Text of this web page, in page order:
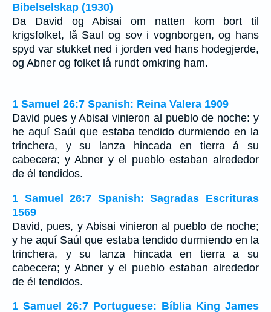
Bibelselskap (1930)
Da David og Abisai om natten kom bort til
krigsfolket, lå Saul og sov i vognborgen, og hans
spyd var stukket ned i jorden ved hans hodegjerde,
og Abner og folket lå rundt omkring ham.
1 Samuel 26:7 Spanish: Reina Valera 1909
David pues y Abisai vinieron al pueblo de noche: y
he aquí Saúl que estaba tendido durmiendo en la
trinchera, y su lanza hincada en tierra á su
cabecera; y Abner y el pueblo estaban alrededor
de él tendidos.
1 Samuel 26:7 Spanish: Sagradas Escrituras
1569
David, pues, y Abisai vinieron al pueblo de noche;
y he aquí Saúl que estaba tendido durmiendo en la
trinchera, y su lanza hincada en tierra a su
cabecera; y Abner y el pueblo estaban alrededor
de él tendidos.
1 Samuel 26:7 Portuguese: Bíblia King James